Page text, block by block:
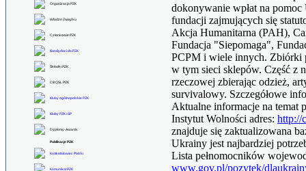
Organizacja PZK
Władze Związku
Członkowie PZK
Kandydaci do PZK
Składki PZK
CB QSL PZK
Kluby ogólnopolskie PZK
Kluby PZK i SP
Dyplomy-Awards
Publikacje PZK
Krótkofalowiec Polski
Komunikat PZK
dokonywanie wpłat na
fundacji zajmujących się
Akcja Humanitarna (PAH),
Fundacja "Siepomaga",
PCPM i wiele innych. Zbiórki
w tym sieci sklepów. Część z
rzeczowej zbierając odzież,
survivalowy. Szczegółowe
Aktualne informacje na temat
Instytut Wolności adres: http://
znajduje się zaktualizowana
Ukrainy jest najbardziej
Lista pełnomocników
www.gov.pl/pozytek/